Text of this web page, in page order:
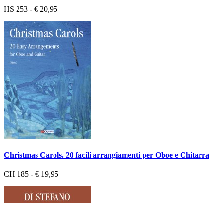
HS 253 - € 20,95
Christmas Carols. 20 facili arrangiamenti per Oboe e Chitarra
CH 185 - € 19,95